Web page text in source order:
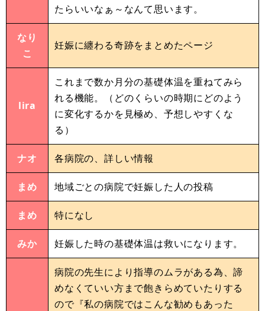
たらいいなぁ～なんて思います。
なり
こ
妊娠に纏わる奇跡をまとめたページ
lira
これまで数か月分の基礎体温を重ねてみら
れる機能。（どのくらいの時期にどのよう
に変化するかを見極め、予想しやすくな
る）
ナオ 各病院の、詳しい情報
まめ 地域ごとの病院で妊娠した人の投稿
まめ 特になし
みか 妊娠した時の基礎体温は救いになります。
病院の先生により指導のムラがある為、諦
めなくていい方まで飽きらめていたりする
ので『私の病院ではこんな勧めもあった